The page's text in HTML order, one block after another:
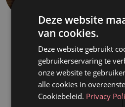
studeer
Universiteit
daar nu in het
studie. Ik lees
het) en
theorie. Maar
écht
Deze website
van cookies.
Deze website gebruikt
gebruikerservaring te
onze website te
alle cookies in
Cookiebeleid. Privacy